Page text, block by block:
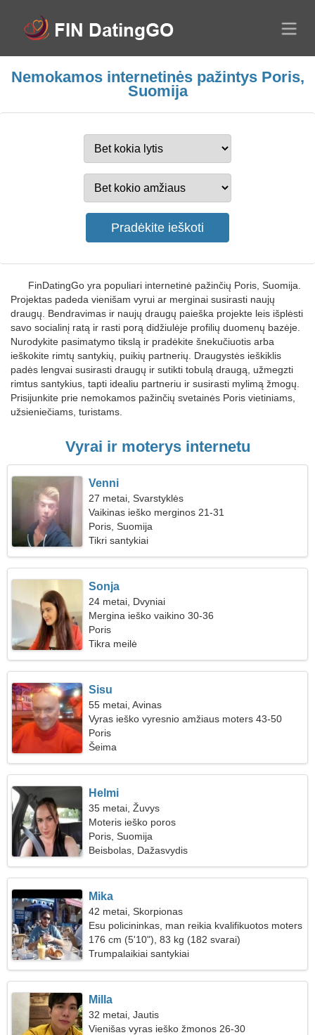
Nemokamos internetinės pažintys Poris,
Suomija
FinDatingGo yra populiari internetinė pažinčių Poris, Suomija.
Projektas padeda vienišam vyrui ar merginai susirasti naujų
draugų. Bendravimas ir naujų draugų paieška projekte leis išplėsti
savo socialinį ratą ir rasti porą didžiulėje profilių duomenų bazėje.
Nurodykite pasimatymo tikslą ir pradėkite šnekučiuotis arba
ieškokite rimtų santykių, puikių partnerių. Draugystės ieškiklis
padės lengvai susirasti draugų ir sutikti tobulą draugą, užmegzti
rimtus santykius, tapti idealiu partneriu ir susirasti mylimą žmogų.
Prisijunkite prie nemokamos pažinčių svetainės Poris vietiniams,
užsieniečiams, turistams.
Vyrai ir moterys internetu
Venni
27 metai, Svarstyklės
Vaikinas ieško merginos 21-31
Poris, Suomija
Tikri santykiai
Sonja
24 metai, Dvyniai
Mergina ieško vaikino 30-36
Poris
Tikra meilė
Sisu
55 metai, Avinas
Vyras ieško vyresnio amžiaus moters 43-50
Poris
Šeima
Helmi
35 metai, Žuvys
Moteris ieško poros
Poris, Suomija
Beisbolas, Dažasvydis
Mika
42 metai, Skorpionas
Esu policininkas, man reikia kvalifikuotos moters
176 cm (5'10"), 83 kg (182 svarai)
Trumpalaikiai santykiai
Milla
32 metai, Jautis
Vienišas vyras ieško žmonos 26-30